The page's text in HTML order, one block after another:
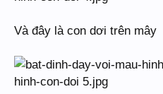
Và đây là con dơi trên mây